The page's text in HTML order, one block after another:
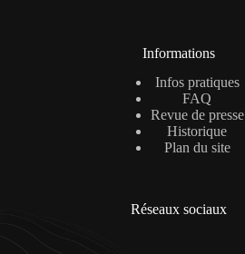
Informations
Infos pratiques
FAQ
Revue de presse
Historique
Plan du site
Réseaux sociaux